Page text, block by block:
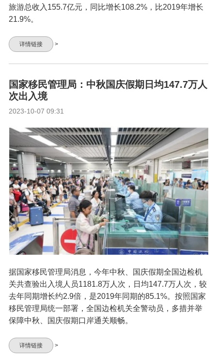
旅游总收入155.7亿元，同比增长108.2%，比2019年增长
21.9%。
详情链接 >
国家移民管理局：中秋国庆假期日均147.7万人
次出入境
2023-10-07 09:31
据国家移民管理局消息，今年中秋、国庆假期全国边检机
关共查验出入境人员1181.8万人次，日均147.7万人次，较
去年同期增长约2.9倍，是2019年同期的85.1%。按照国家
移民管理局统一部署，全国边检机关全警动员，多措并举
保障中秋、国庆假期口岸通关顺畅。
详情链接 >